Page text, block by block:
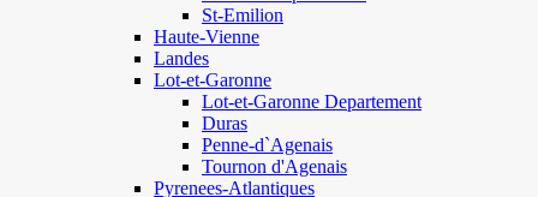
St-Emilion
Haute-Vienne
Landes
Lot-et-Garonne
Lot-et-Garonne Departement
Duras
Penne-d`Agenais
Tournon d'Agenais
Pyrenees-Atlantiques